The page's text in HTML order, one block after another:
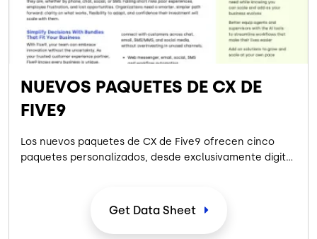
NUEVOS PAQUETES DE CX DE
FIVE9
Los nuevos paquetes de CX de Five9 ofrecen cinco
paquetes personalizados, desde exclusivamente digital
adaptadores WEM y CRM diseñados para simplificar las
Get Data Sheet